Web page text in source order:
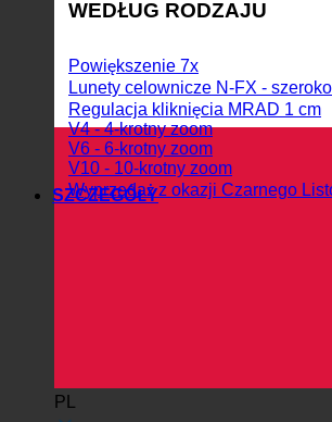
PL
WEDŁUG RODZAJU
Powiększenie 7x
Lunety celownicze N-FX -
Regulacja kliknięcia MRAD 1 cm
V4 - 4-krotny zoom
V6 - 6-krotny zoom
V10 - 10-krotny zoom
Wyprzedaż z okazji Czarnego
SZCZEGÓŁY